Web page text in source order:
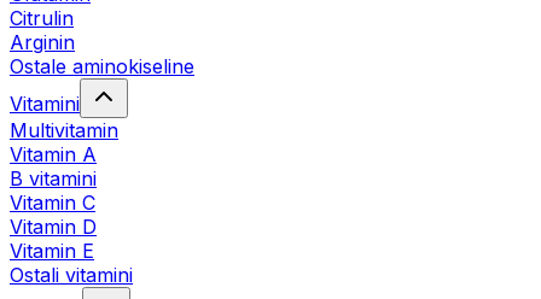
Citrulin
Arginin
Ostale aminokiseline
Vitamini
Multivitamin
Vitamin A
B vitamini
Vitamin C
Vitamin D
Vitamin E
Ostali vitamini